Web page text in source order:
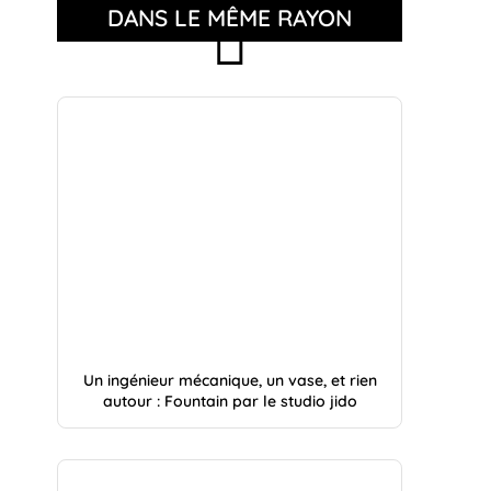
DANS LE MÊME RAYON
Un ingénieur mécanique, un vase, et rien
autour : Fountain par le studio jido